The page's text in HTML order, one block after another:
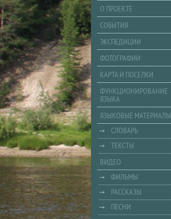
О ПРОЕКТЕ
СОБЫТИЯ
ЭКСПЕДИЦИИ
ФОТОГРАФИИ
КАРТА И ПОСЕЛКИ
ФУНКЦИОНИРОВАНИЕ
ЯЗЫКА
ЯЗЫКОВЫЕ МАТЕРИАЛЫ
СЛОВАРЬ
ТЕКСТЫ
ВИДЕО
ФИЛЬМЫ
РАССКАЗЫ
ПЕСНИ